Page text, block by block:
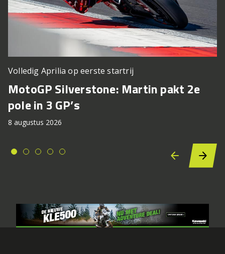
Volledig Aprilia op eerste startrij
MotoGP Silverstone: Martin pakt 2e
pole in 3 GP’s
8 augustus 2026